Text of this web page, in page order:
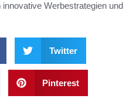
Werbestrategien und
Twitter
Pinterest